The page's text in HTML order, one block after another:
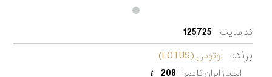
کد سایت: 125725
برند: لوتوس (LOTUS)
امتیاز ایران تایمر: 208